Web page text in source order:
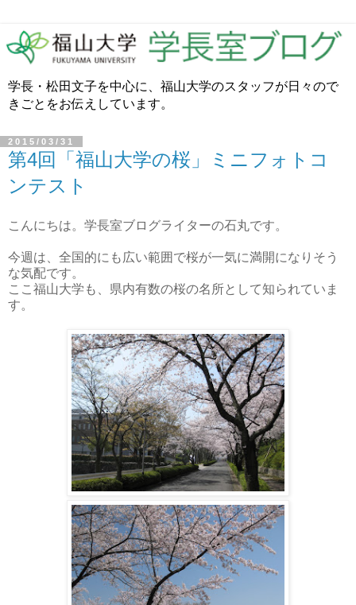
学長・松田文子を中心に、福山大学のスタッフが日々ので
きごとをお伝えしています。
2015/03/31
第4回「福山大学の桜」ミニフォトコ
ンテスト
こんにちは。学長室ブログライターの石丸です。
今週は、全国的にも広い範囲で桜が一気に満開になりそう
な気配です。
ここ福山大学も、県内有数の桜の名所として知られていま
す。